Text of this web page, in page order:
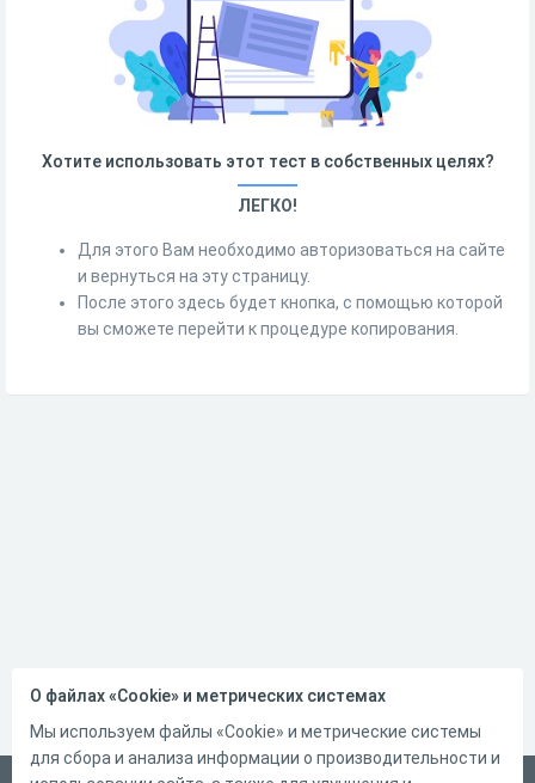
Хотите использовать этот тест в собственных целях?
ЛЕГКО!
Для этого Вам необходимо авторизоваться на сайте
и вернуться на эту страницу.
После этого здесь будет кнопка, с помощью которой
вы сможете перейти к процедуре копирования.
О файлах «Cookie» и метрических системах
Мы используем файлы «Cookie» и метрические системы
для сбора и анализа информации о производительности и